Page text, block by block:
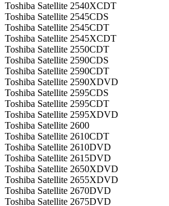
Toshiba Satellite 2540XCDT
Toshiba Satellite 2545CDS
Toshiba Satellite 2545CDT
Toshiba Satellite 2545XCDT
Toshiba Satellite 2550CDT
Toshiba Satellite 2590CDS
Toshiba Satellite 2590CDT
Toshiba Satellite 2590XDVD
Toshiba Satellite 2595CDS
Toshiba Satellite 2595CDT
Toshiba Satellite 2595XDVD
Toshiba Satellite 2600
Toshiba Satellite 2610CDT
Toshiba Satellite 2610DVD
Toshiba Satellite 2615DVD
Toshiba Satellite 2650XDVD
Toshiba Satellite 2655XDVD
Toshiba Satellite 2670DVD
Toshiba Satellite 2675DVD